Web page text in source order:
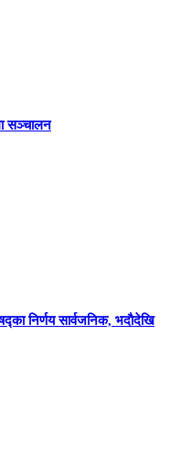
सञ्चालन
निर्णय सार्वजनिक, भदाैदेखि